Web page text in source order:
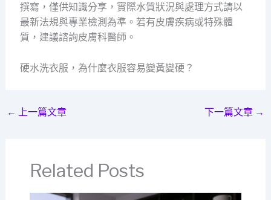
撰寫，僅供知識分享，實際水質狀況與處理方式請以
最新法規與專業檢測為準。若有皮膚疾病或特殊體
質，建議諮詢皮膚科醫師。
硬水洗衣服，為什麼衣服容易變黃變硬？
← 上一篇文章 下一篇文章 →
Related Posts